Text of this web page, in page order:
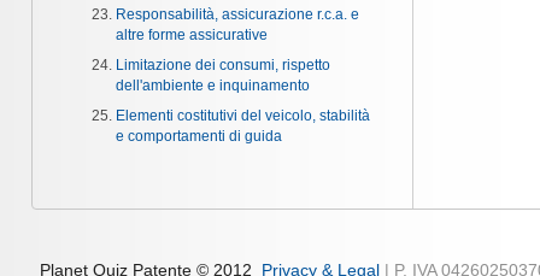
Responsabilità, assicurazione r.c.a. e
altre forme assicurative
Limitazione dei consumi, rispetto
dell'ambiente e inquinamento
Elementi costitutivi del veicolo, stabilità
e comportamenti di guida
Planet Quiz Patente © 2012 Privacy & Legal | P. IVA